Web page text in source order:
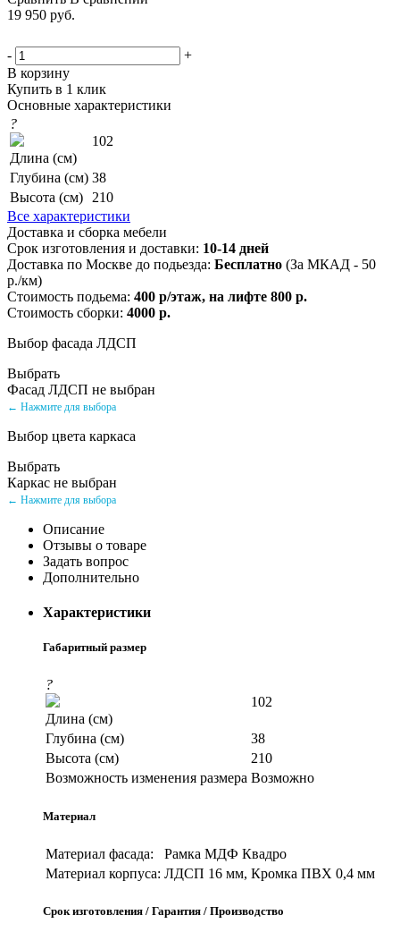
19 950 руб.
-
+
В корзину
Купить в 1 клик
Основные характеристики
?
Длина (см)
102
Глубина (см) 38
Высота (см)
210
Все характеристики
Доставка и сборка мебели
Срок изготовления и доставки: 10-14 дней
Доставка по Москве до подьезда: Бесплатно (За МКАД - 50
р./км)
Стоимость подьема: 400 р/этаж, на лифте 800 р.
Стоимость сборки: 4000 р.
Выбор фасада ЛДСП
Выбрать
Фасад ЛДСП не выбран
← Нажмите для выбора
Выбор цвета каркаса
Выбрать
Каркас не выбран
← Нажмите для выбора
Описание
Отзывы о товаре
Задать вопрос
Дополнительно
Характеристики
Габаритный размер
?
Длина (см)
102
Глубина (см)
38
Высота (см)
210
Возможность изменения размера Возможно
Материал
Материал фасада:
Рамка МДФ Квадро
Материал корпуса: ЛДСП 16 мм, Кромка ПВХ 0,4 мм
Срок изготовления / Гарантия / Производство